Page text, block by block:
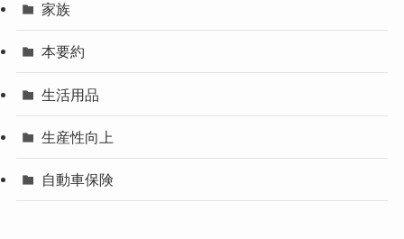
家族
本要約
生活用品
生産性向上
自動車保険